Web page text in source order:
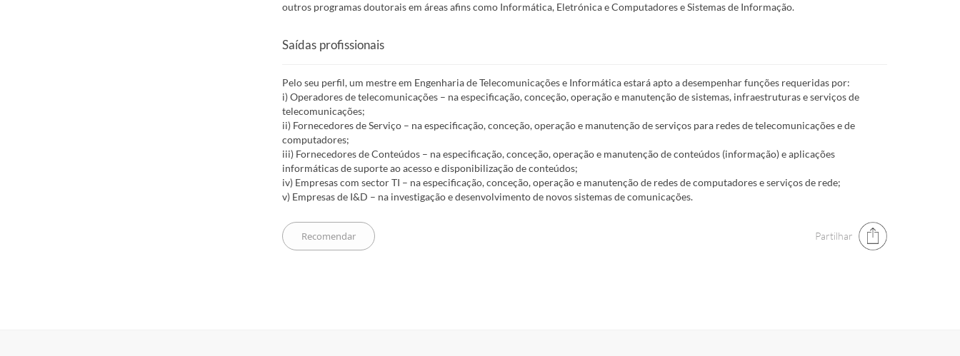
outros programas doutorais em áreas afins como Informática, Eletrónica e Computadores e Sistemas de Informação.
Saídas profissionais
Pelo seu perfil, um mestre em Engenharia de Telecomunicações e Informática estará apto a desempenhar funções requeridas por:
i) Operadores de telecomunicações – na especificação, conceção, operação e manutenção de sistemas, infraestruturas e serviços de
telecomunicações;
ii) Fornecedores de Serviço – na especificação, conceção, operação e manutenção de serviços para redes de telecomunicações e de
computadores;
iii) Fornecedores de Conteúdos – na especificação, conceção, operação e manutenção de conteúdos (informação) e aplicações
informáticas de suporte ao acesso e disponibilização de conteúdos;
iv) Empresas com sector TI – na especificação, conceção, operação e manutenção de redes de computadores e serviços de rede;
v) Empresas de I&D – na investigação e desenvolvimento de novos sistemas de comunicações.
Partilhar